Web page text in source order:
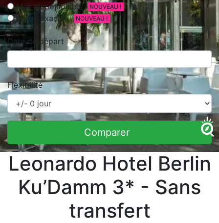
Mes disponibilités
NOUVEAU !
Dates exactes NOUVEAU !
Date de départ
Flexibilité
Comparer
Leonardo Hotel Berlin
Ku’Damm 3* - Sans
transfert